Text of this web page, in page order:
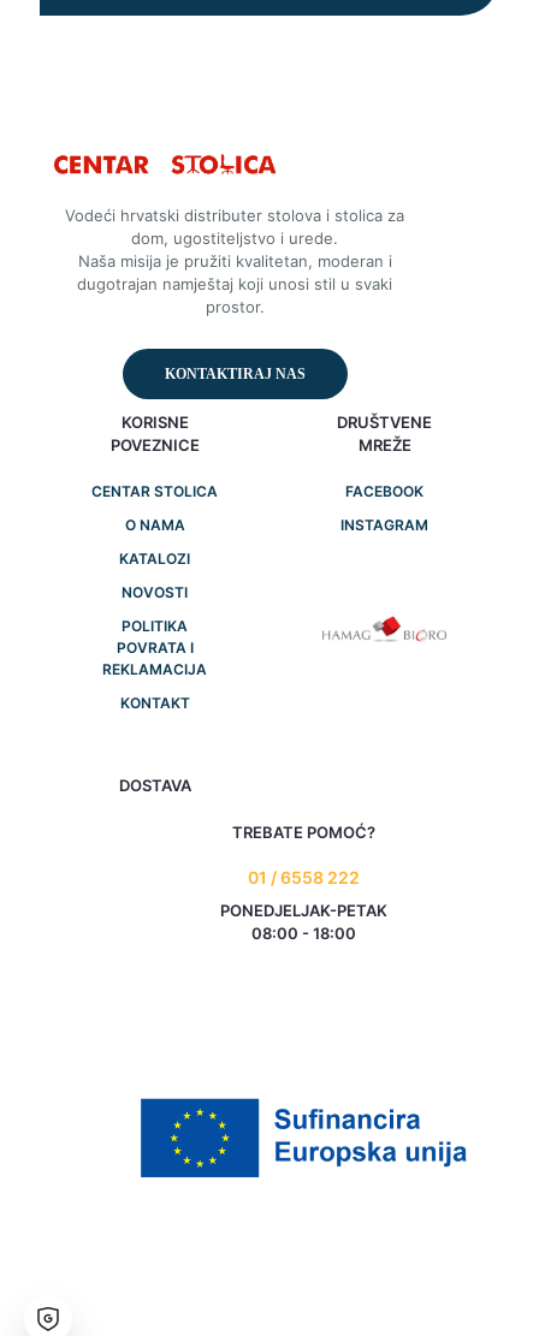
Vodeći hrvatski distributer stolova i stolica za
dom, ugostiteljstvo i urede.
Naša misija je pružiti kvalitetan, moderan i
dugotrajan namještaj koji unosi stil u svaki
prostor.
KONTAKTIRAJ NAS
KORISNE
POVEZNICE
CENTAR STOLICA
O NAMA
KATALOZI
NOVOSTI
POLITIKA
POVRATA I
REKLAMACIJA
KONTAKT
DOSTAVA
DRUŠTVENE
MREŽE
FACEBOOK
INSTAGRAM
TREBATE POMOĆ?
01 / 6558 222
PONEDJELJAK-PETAK
08:00 - 18:00